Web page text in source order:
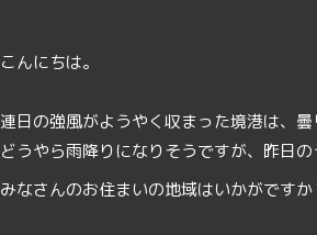
こんにちは。
連日の強風がようやく収まった境港は、曇
どうやら雨降りになりそうですが、昨日
みなさんのお住まいの地域はいかがですか